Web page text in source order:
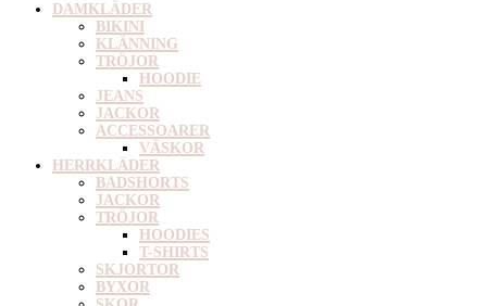
DAMKLÄDER
BIKINI
KLÄNNING
TRÖJOR
HOODIE
JEANS
JACKOR
ACCESSOARER
VÄSKOR
HERRKLÄDER
BADSHORTS
JACKOR
TRÖJOR
HOODIES
T-SHIRTS
SKJORTOR
BYXOR